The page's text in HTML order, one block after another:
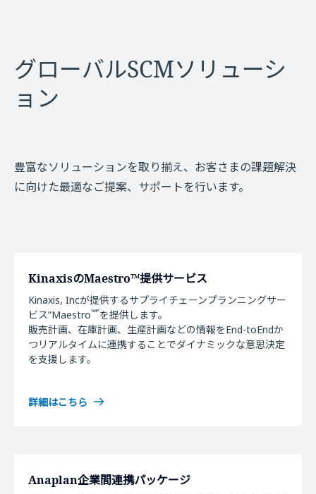
グローバルSCMソリューシ
ョン
豊富なソリューションを取り揃え、お客さまの課題解決
に向けた最適なご提案、サポートを行います。
KinaxisのMaestro™提供サービス
Kinaxis, Incが提供するサプライチェーンプランニングサー
ビス”Maestro™”を提供します。
販売計画、在庫計画、生産計画などの情報をEnd-toEndか
つリアルタイムに連携することでダイナミックな意思決定
を支援します。
詳細はこちら
Anaplan企業間連携パッケージ